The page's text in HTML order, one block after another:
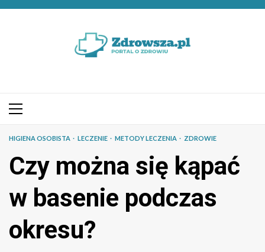
Przejdź
Menu
HIGIENA OSOBISTA LECZENIE METODY LECZENIA ZDROWIE
Czy można się kąpać
w basenie podczas
okresu?